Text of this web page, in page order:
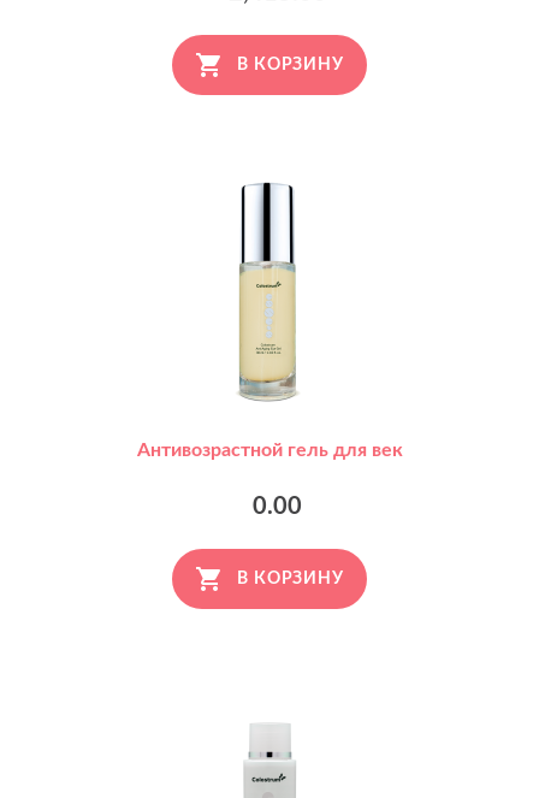
В КОРЗИНУ
Антивозрастной гель для век
0.00
В КОРЗИНУ